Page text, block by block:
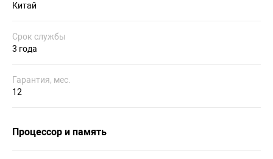
Китай
Срок службы
3 года
Гарантия, мес.
12
Процессор и память